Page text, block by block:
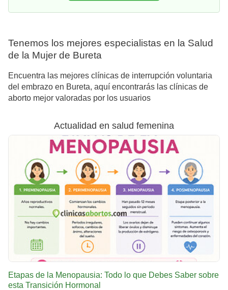
Tenemos los mejores especialistas en la Salud
de la Mujer de Bureta
Encuentra las mejores clínicas de interrupción voluntaria
del embrazo en Bureta, aquí encontrarás las clínicas de
aborto mejor valoradas por los usuarios
Actualidad en salud femenina
Etapas de la Menopausia: Todo lo que Debes Saber sobre
esta Transición Hormonal